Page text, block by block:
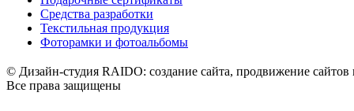
Средства разработки
Текстильная продукция
Фоторамки и фотоальбомы
© Дизайн-студия RAIDO: создание сайта, продвижение сайтов
Все права защищены